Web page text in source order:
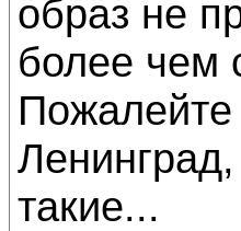
образ не
более чем
такие...